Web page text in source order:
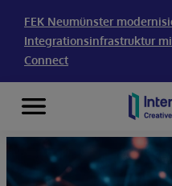
FEK Neumünster
Integrationsinfrastruktur
Connect
Skip to content
Menu